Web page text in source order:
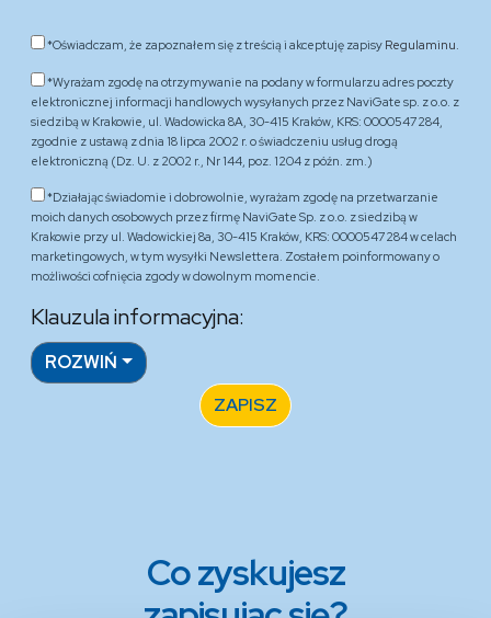
*Oświadczam, że zapoznałem się z treścią i akceptuję zapisy Regulaminu.
*Wyrażam zgodę na otrzymywanie na podany w formularzu adres poczty
elektronicznej informacji handlowych wysyłanych przez NaviGate sp. z o.o. z
siedzibą w Krakowie, ul. Wadowicka 8A, 30-415 Kraków, KRS: 0000547284,
zgodnie z ustawą z dnia 18 lipca 2002 r. o świadczeniu usług drogą
elektroniczną (Dz. U. z 2002 r., Nr 144, poz. 1204 z późn. zm.)
*Działając świadomie i dobrowolnie, wyrażam zgodę na przetwarzanie
moich danych osobowych przez firmę NaviGate Sp. z o.o. z siedzibą w
Krakowie przy ul. Wadowickiej 8a, 30-415 Kraków, KRS: 0000547284 w celach
marketingowych, w tym wysyłki Newslettera. Zostałem poinformowany o
możliwości cofnięcia zgody w dowolnym momencie.
Klauzula informacyjna:
ROZWIŃ
ZAPISZ
Co zyskujesz